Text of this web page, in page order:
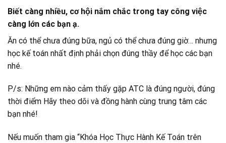
Biết càng nhiều, cơ hội nắm chắc trong tay công việc
càng lớn các bạn ạ.
Ăn có thể chưa đúng bữa, ngủ có thể chưa đúng giờ… nhưng
học kế toán nhất định phải chọn đúng thầy để học các bạn
nhé.
P/s: Những em nào cảm thấy gặp ATC là đúng người, đúng
thời điểm Hãy theo dõi và đồng hành cùng trung tâm các
bạn nhé!
Nếu muốn tham gia “Khóa Học Thực Hành Kế Toán trên